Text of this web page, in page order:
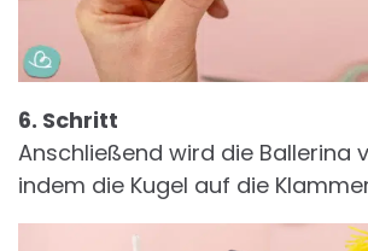
6. Schritt
Anschließend wird die Ballerina
indem die Kugel auf die